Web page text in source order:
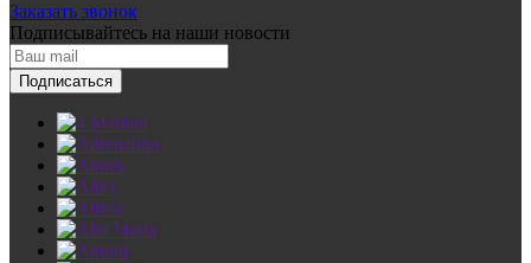
Заказать звонок
Подписывайтесь на наши новости